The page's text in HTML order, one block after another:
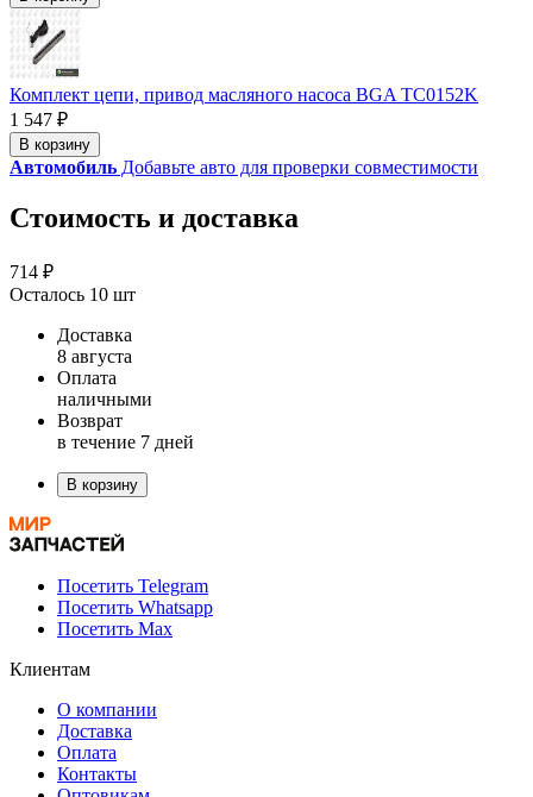
Комплект цепи, привод масляного насоса BGA TC0152K
1 547 ₽
В корзину
Автомобиль Добавьте авто для проверки совместимости
Стоимость и доставка
714 ₽
Осталось 10 шт
Доставка
8 августа
Оплата
наличными
Возврат
в течение 7 дней
В корзину
Посетить Telegram
Посетить Whatsapp
Посетить Max
Клиентам
О компании
Доставка
Оплата
Контакты